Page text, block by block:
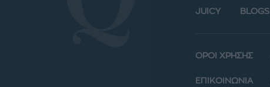
JUICY BLOGS
ΟΡΟΙ ΧΡΗΣΗΣ
ΕΠΙΚΟΙΝΩΝΙΑ